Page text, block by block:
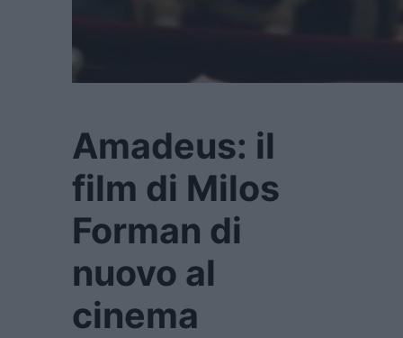
Amadeus: il
film di Milos
Forman di
nuovo al
cinema